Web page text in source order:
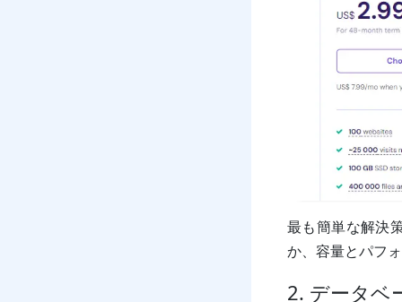
最も簡単な解決
か、容量とパフ
2. データベ